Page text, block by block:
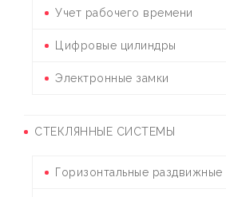
Учет рабочего времени
Цифровые цилиндры
Электронные замки
СТЕКЛЯННЫЕ СИСТЕМЫ
Горизонтальные раздвижные